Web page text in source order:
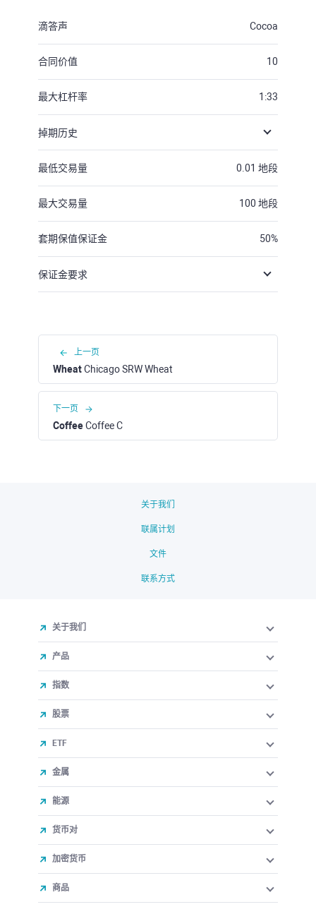
滴答声 Cocoa
合同价值 10
最大杠杆率 1:33
掉期历史
最低交易量 0.01 地段
最大交易量 100 地段
套期保值保证金 50%
保证金要求
上一页
WheatChicago SRW Wheat
下一页
CoffeeCoffee C
关于我们
联属计划
文件
联系方式
关于我们
产品
指数
股票
ETF
金属
能源
货币对
加密货币
商品